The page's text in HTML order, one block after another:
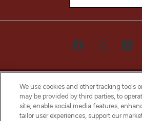
Bądź pierwszą osobą, która
We use cookies and other tracking tools
may be provided by third parties, to
site, enable social media features,
tailor user experiences, support our